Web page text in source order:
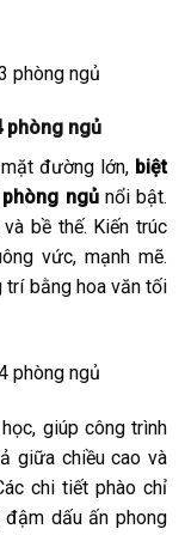
phòng ngủ
đường lớn,biệt
ngủnổi bật.
bề thế. Kiến trúc
vức, mạnh mẽ.
trí bằng hoa văn tối
giúp công trình
giữa chiều cao và
chi tiết phào chỉ
dấu ấn phong